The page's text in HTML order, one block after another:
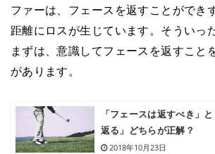
ファーは、フェースを返すことができ
距離にロスが生じています。そういっ
まずは、意識してフェースを返すこと
があります。
「フェースは返すべき」
返る」どちらが正解？
2018年10月23日